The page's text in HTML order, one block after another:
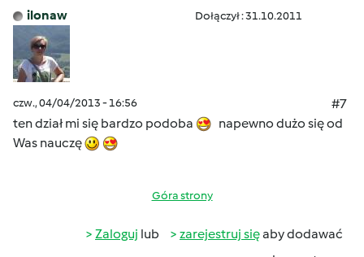
ilonaw Dołączył : 31.10.2011
czw., 04/04/2013 - 16:56
#7
ten dział mi się bardzo podoba
napewno dużo się od
Was nauczę
Góra strony
Zaloguj lub zarejestruj sięaby dodawać